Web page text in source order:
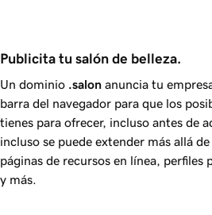
Publicita tu salón de belleza.
Un dominio .salon anuncia tu
barra del navegador para que los
tienes para ofrecer, incluso antes de
incluso se puede extender más allá
páginas de recursos en línea, perfiles
y más.